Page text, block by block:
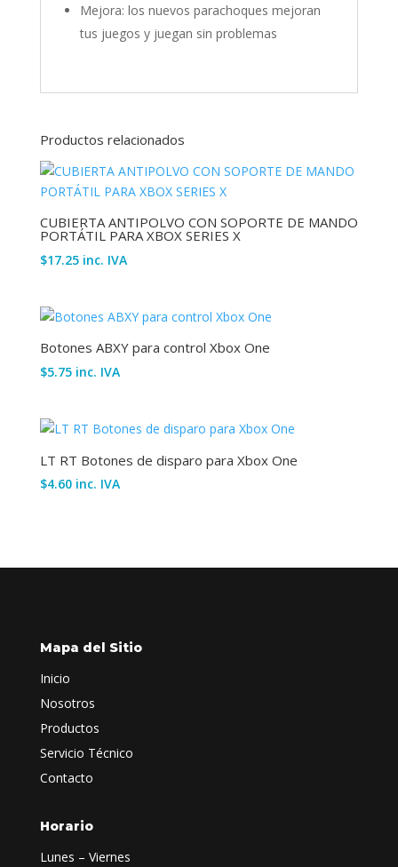
Mejora: los nuevos parachoques mejoran
tus juegos y juegan sin problemas
Productos relacionados
CUBIERTA ANTIPOLVO CON SOPORTE DE MANDO
PORTÁTIL PARA XBOX SERIES X
$17.25 inc. IVA
Botones ABXY para control Xbox One
$5.75 inc. IVA
LT RT Botones de disparo para Xbox One
$4.60 inc. IVA
Mapa del Sitio
Inicio
Nosotros
Productos
Servicio Técnico
Contacto
Horario
Lunes – Viernes